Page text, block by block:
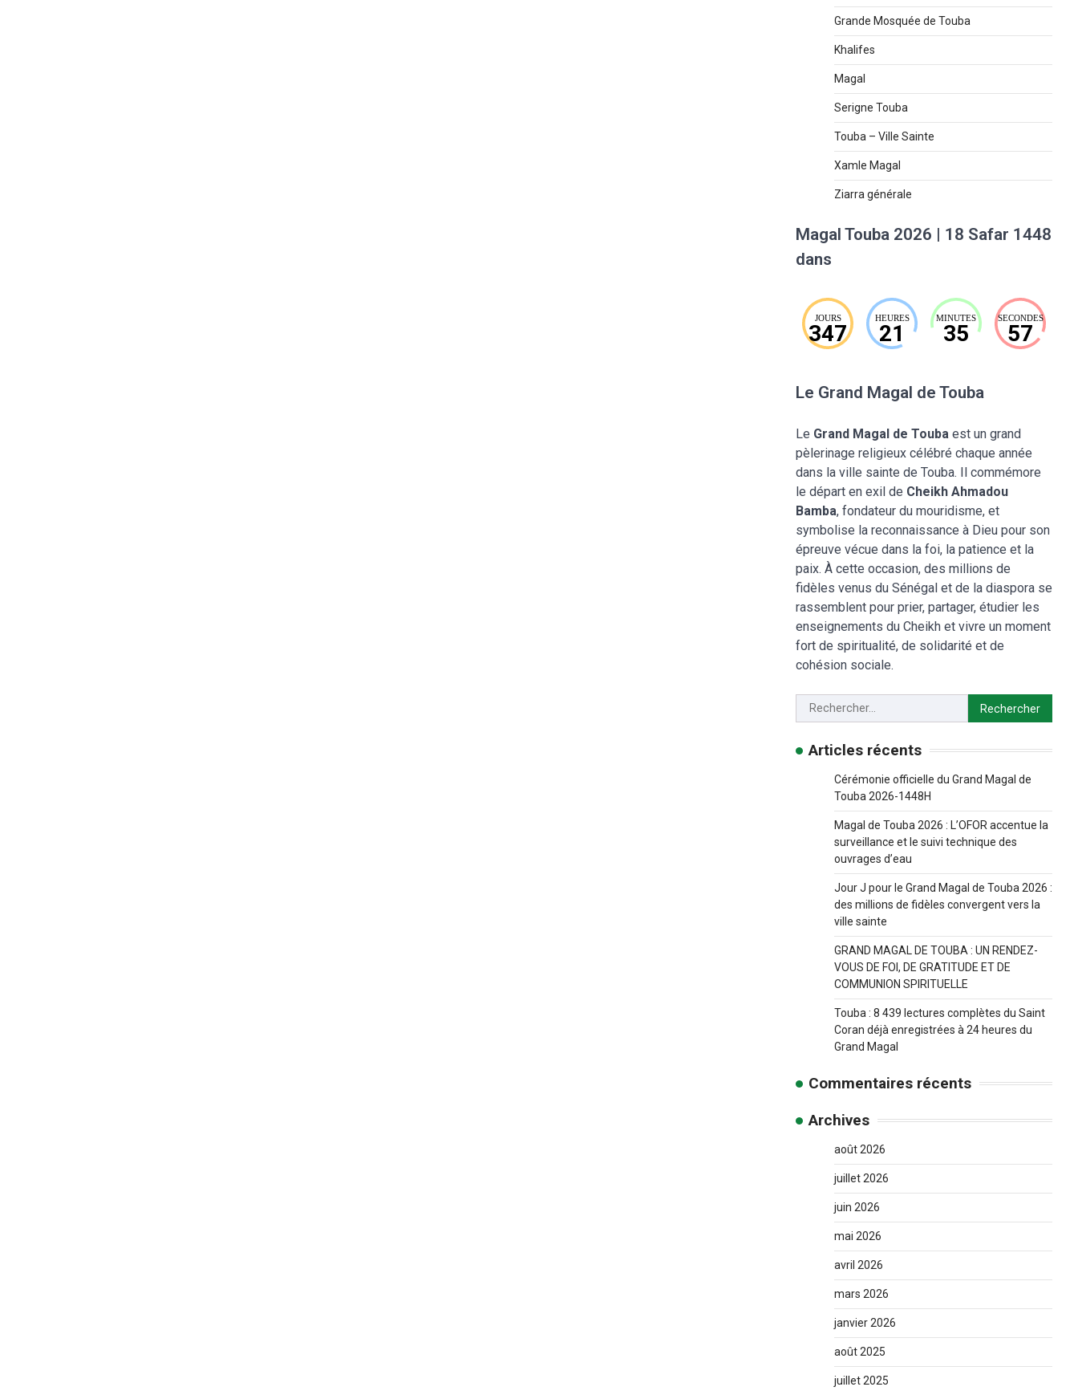
Grande Mosquée de Touba
Khalifes
Magal
Serigne Touba
Touba – Ville Sainte
Xamle Magal
Ziarra générale
Magal Touba 2026 | 18 Safar 1448
dans
JOURS
347
HEURES
21
MINUTES
35
SECONDES
56
Le Grand Magal de Touba
Le Grand Magal de Touba est un grand
pèlerinage religieux célébré chaque année
dans la ville sainte de Touba. Il commémore
le départ en exil de Cheikh Ahmadou
Bamba, fondateur du mouridisme, et
symbolise la reconnaissance à Dieu pour son
épreuve vécue dans la foi, la patience et la
paix. À cette occasion, des millions de
fidèles venus du Sénégal et de la diaspora se
rassemblent pour prier, partager, étudier les
enseignements du Cheikh et vivre un moment
fort de spiritualité, de solidarité et de
cohésion sociale.
Articles récents
Cérémonie officielle du Grand Magal de
Touba 2026-1448H
Magal de Touba 2026 : L’OFOR accentue la
surveillance et le suivi technique des
ouvrages d’eau
Jour J pour le Grand Magal de Touba 2026 :
des millions de fidèles convergent vers la
ville sainte
GRAND MAGAL DE TOUBA : UN RENDEZ-
VOUS DE FOI, DE GRATITUDE ET DE
COMMUNION SPIRITUELLE
Touba : 8 439 lectures complètes du Saint
Coran déjà enregistrées à 24 heures du
Grand Magal
Commentaires récents
Archives
août 2026
juillet 2026
juin 2026
mai 2026
avril 2026
mars 2026
janvier 2026
août 2025
juillet 2025